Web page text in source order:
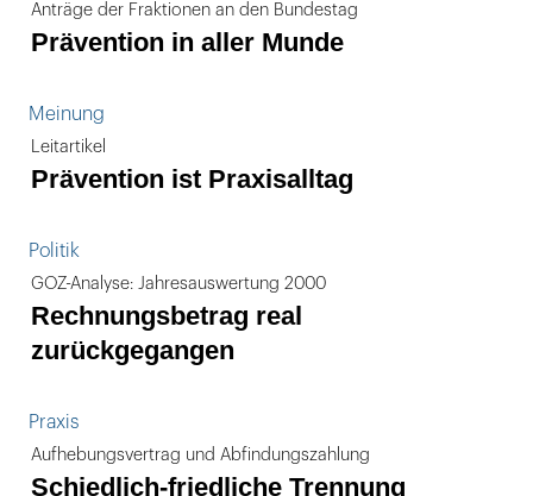
Anträge der Fraktionen an den Bundestag
Prävention in aller Munde
Meinung
Leitartikel
Prävention ist Praxisalltag
Politik
GOZ-Analyse: Jahresauswertung 2000
Rechnungsbetrag real
zurückgegangen
Praxis
Aufhebungsvertrag und Abfindungszahlung
Schiedlich-friedliche Trennung